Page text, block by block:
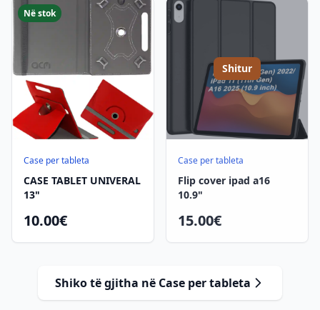
Case per tableta
CASE TABLET UNIVERAL
13"
10.00€
Në stok
Shitur
Case per tableta
Flip cover ipad a16
10.9"
15.00€
Shiko të gjitha në Case per tableta